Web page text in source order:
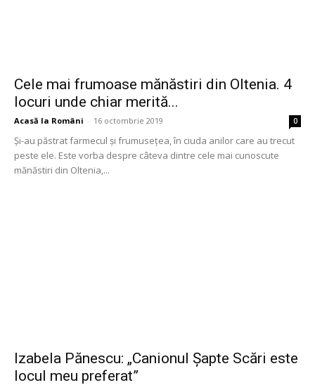
Cele mai frumoase mănăstiri din Oltenia. 4
locuri unde chiar merită...
Acasă la Români - 16 octombrie 2019 0
Și-au păstrat farmecul și frumusețea, în ciuda anilor care au trecut
peste ele. Este vorba despre câteva dintre cele mai cunoscute
mănăstiri din Oltenia,...
Izabela Pănescu: „Canionul Șapte Scări este
locul meu preferat”